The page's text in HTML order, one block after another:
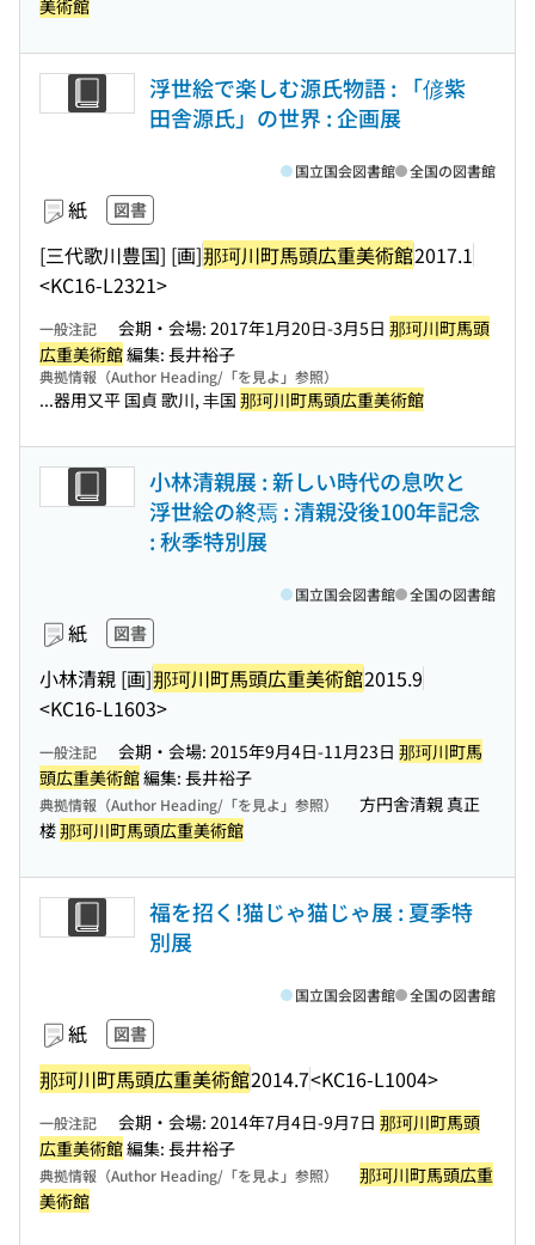
美術館
浮世絵で楽しむ源氏物語 : 「偐紫
田舎源氏」の世界 : 企画展
紙 図書
[三代歌川豊国] [画]那珂川町馬頭広重美術館2017.1
<KC16-L2321>
国立国会図書館 全国の図書館
一般注記 会期・会場: 2017年1月20日-3月5日 那珂川町馬頭
広重美術館編集: 長井裕子
典拠情報（Author Heading/「を見よ」参照）
...器用又平 国貞 歌川, 丰国 那珂川町馬頭広重美術館
小林清親展 : 新しい時代の息吹と
浮世絵の終焉 : 清親没後100年記念
: 秋季特別展
紙 図書
小林清親 [画]那珂川町馬頭広重美術館2015.9
<KC16-L1603>
国立国会図書館 全国の図書館
一般注記 会期・会場: 2015年9月4日-11月23日 那珂川町馬
頭広重美術館編集: 長井裕子
典拠情報（Author Heading/「を見よ」参照）
方円舎清親 真正
楼那珂川町馬頭広重美術館
福を招く!猫じゃ猫じゃ展 : 夏季特
別展
紙 図書
那珂川町馬頭広重美術館2014.7<KC16-L1004>
国立国会図書館 全国の図書館
一般注記 会期・会場: 2014年7月4日-9月7日 那珂川町馬頭
広重美術館編集: 長井裕子
典拠情報（Author Heading/「を見よ」参照）
那珂川町馬頭広重
美術館